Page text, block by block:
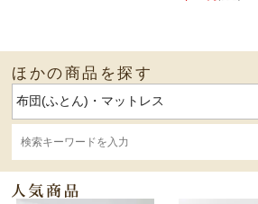
ほかの商品を探す